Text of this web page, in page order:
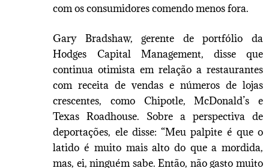
com os consumidores comendo menos fora.
Gary Bradshaw, gerente de portfólio da
Hodges Capital Management, disse que
continua otimista em relação a restaurantes
com receita de vendas e números de lojas
crescentes, como Chipotle, McDonald’s e
Texas Roadhouse. Sobre a perspectiva de
deportações, ele disse: “Meu palpite é que o
latido é muito mais alto do que a mordida,
mas, ei, ninguém sabe. Então, não gasto muito